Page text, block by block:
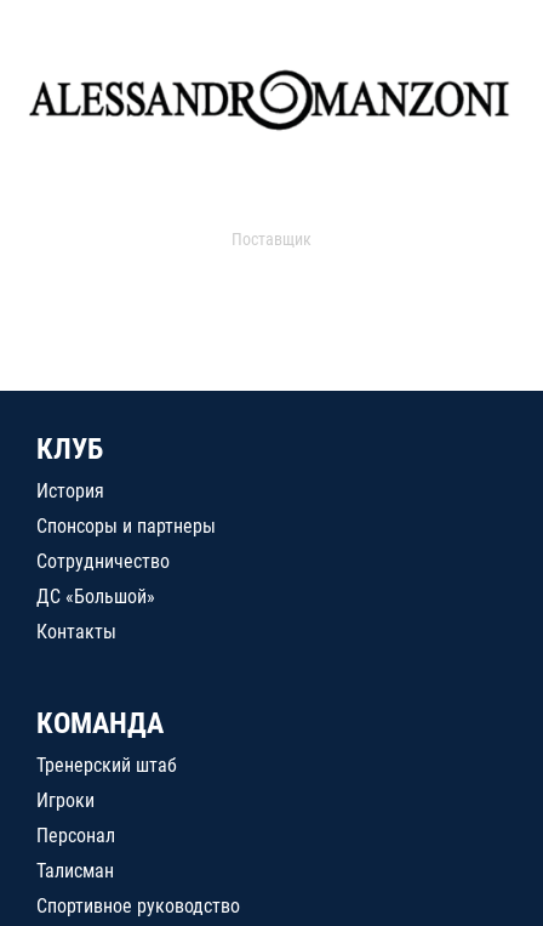
Поставщик
КЛУБ
История
Спонсоры и партнеры
Сотрудничество
ДС «Большой»
Контакты
КОМАНДА
Тренерский штаб
Игроки
Персонал
Талисман
Спортивное руководство